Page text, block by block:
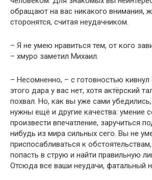
обращают на вас никакого внимания,
сторонятся, считая неудачником.
– Я не умею нравиться тем, от кого
– хмуро заметил Михаил.
– Несомненно, – с готовностью кивнул
этого дара у вас нет, хотя актёрский
похвал. Но, как вы уже сами
нужны ещё и другие качества: умение
произвести впечатление, заручиться
нибудь из мира сильных сего. Вы не
приспосабливаться к
попасть в струю и найти правильную
Отсюда все ваши неудачи, фатальный